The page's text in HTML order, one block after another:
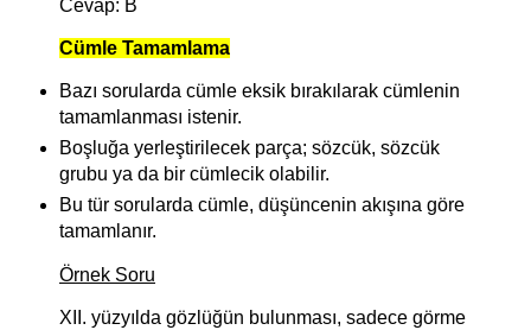
Cevap: B
Cümle Tamamlama
Bazı sorularda cümle eksik bırakılarak cümlenin
tamamlanması istenir.
Boşluğa yerleştirilecek parça; sözcük, sözcük
grubu ya da bir cümlecik olabilir.
Bu tür sorularda cümle, düşüncenin akışına göre
tamamlanır.
Örnek Soru
XII. yüzyılda gözlüğün bulunması, sadece görme